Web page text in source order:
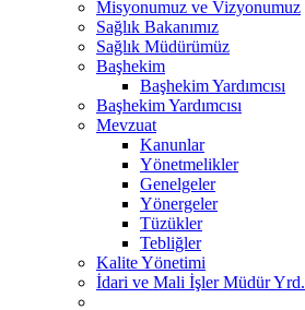
Misyonumuz ve Vizyonumuz
Sağlık Bakanımız
Sağlık Müdürümüz
Başhekim
Başhekim Yardımcısı
Başhekim Yardımcısı
Mevzuat
Kanunlar
Yönetmelikler
Genelgeler
Yönergeler
Tüzükler
Tebliğler
Kalite Yönetimi
İdari ve Mali İşler Müdür Yrd.